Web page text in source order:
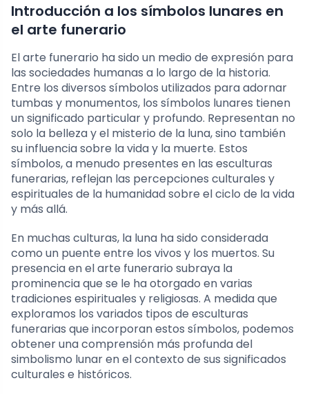
Introducción a los símbolos lunares en
el arte funerario
El arte funerario ha sido un medio de expresión para
las sociedades humanas a lo largo de la historia.
Entre los diversos símbolos utilizados para adornar
tumbas y monumentos, los símbolos lunares tienen
un significado particular y profundo. Representan no
solo la belleza y el misterio de la luna, sino también
su influencia sobre la vida y la muerte. Estos
símbolos, a menudo presentes en las esculturas
funerarias, reflejan las percepciones culturales y
espirituales de la humanidad sobre el ciclo de la vida
y más allá.
En muchas culturas, la luna ha sido considerada
como un puente entre los vivos y los muertos. Su
presencia en el arte funerario subraya la
prominencia que se le ha otorgado en varias
tradiciones espirituales y religiosas. A medida que
exploramos los variados tipos de esculturas
funerarias que incorporan estos símbolos, podemos
obtener una comprensión más profunda del
simbolismo lunar en el contexto de sus significados
culturales e históricos.